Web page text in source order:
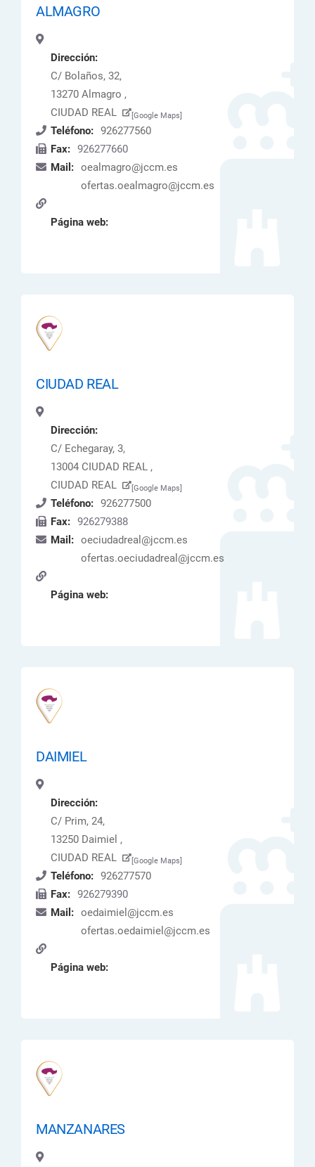
ALMAGRO
Dirección:
C/ Bolaños, 32,
13270 Almagro ,
CIUDAD REAL
[Google Maps]
Teléfono: 926277560
Fax: 926277660
Mail: oealmagro@jccm.es
ofertas.oealmagro@jccm.es
Página web:
CIUDAD REAL
Dirección:
C/ Echegaray, 3,
13004 CIUDAD REAL ,
CIUDAD REAL
[Google Maps]
Teléfono: 926277500
Fax: 926279388
Mail: oeciudadreal@jccm.es
ofertas.oeciudadreal@jccm.es
Página web:
DAIMIEL
Dirección:
C/ Prim, 24,
13250 Daimiel ,
CIUDAD REAL
[Google Maps]
Teléfono: 926277570
Fax: 926279390
Mail: oedaimiel@jccm.es
ofertas.oedaimiel@jccm.es
Página web:
MANZANARES